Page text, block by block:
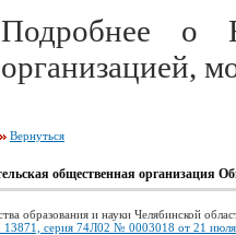
Подробнее о
организацией,
Вернуться
общественная организация
образования и науки Челябинской
серия 74Л02 № 0003018 от 21